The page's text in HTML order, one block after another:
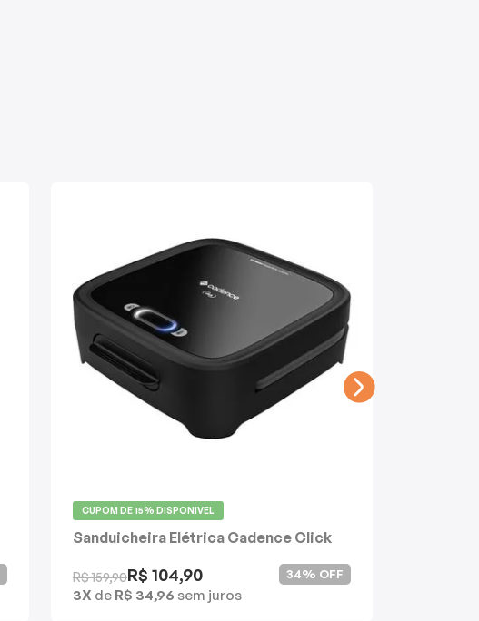
CUPOM DE15% DISPONIVEL
Sanduicheira Elétrica Cadence Click
R$ 159,90R$ 104,90
3X de R$ 34,96 sem juros
34% OFF